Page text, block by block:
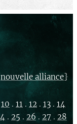
nouvelle alliance}
10 . 11 . 12 . 13 . 14
. 25 . 26 . 27 . 28